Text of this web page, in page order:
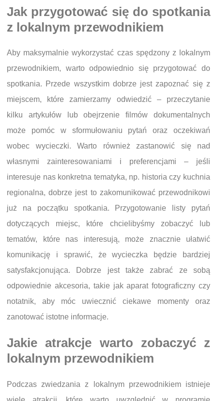
Jak przygotować się do spotkania
z lokalnym przewodnikiem
Aby maksymalnie wykorzystać czas spędzony z lokalnym
przewodnikiem, warto odpowiednio się przygotować do
spotkania. Przede wszystkim dobrze jest zapoznać się z
miejscem, które zamierzamy odwiedzić – przeczytanie
kilku artykułów lub obejrzenie filmów dokumentalnych
może pomóc w sformułowaniu pytań oraz oczekiwań
wobec wycieczki. Warto również zastanowić się nad
własnymi zainteresowaniami i preferencjami – jeśli
interesuje nas konkretna tematyka, np. historia czy kuchnia
regionalna, dobrze jest to zakomunikować przewodnikowi
już na początku spotkania. Przygotowanie listy pytań
dotyczących miejsc, które chcielibyśmy zobaczyć lub
tematów, które nas interesują, może znacznie ułatwić
komunikację i sprawić, że wycieczka będzie bardziej
satysfakcjonująca. Dobrze jest także zabrać ze sobą
odpowiednie akcesoria, takie jak aparat fotograficzny czy
notatnik, aby móc uwiecznić ciekawe momenty oraz
zanotować istotne informacje.
Jakie atrakcje warto zobaczyć z
lokalnym przewodnikiem
Podczas zwiedzania z lokalnym przewodnikiem istnieje